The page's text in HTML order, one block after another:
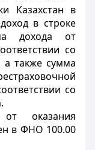
Казахстан в
в строке
дохода от
со
а также сумма
со
оказания
в ФНО 100.00